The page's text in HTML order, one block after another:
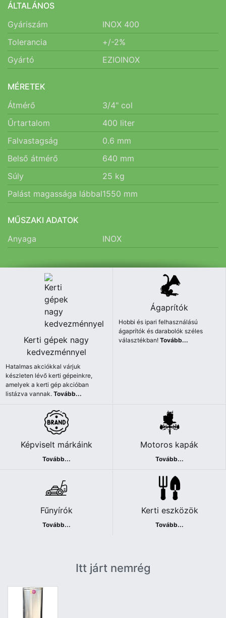
ÁLTALÁNOS
Gyáriszám
INOX 400
Tolerancia
+/-2%
Gyártó
EZIOINOX
MÉRETEK
Átmérő
3/4" col
Űrtartalom
400 liter
Falvastagság
0.6 mm
Belső átmérő
640 mm
Súly
25 kg
Palást magassága lábbal1550 mm
MŰSZAKI ADATOK
Anyaga
INOX
Kerti gépek nagy
kedvezménnyel
Hatalmas akciókkal várjuk
készleten lévő kerti gépeinkre,
amelyek a kerti gép akcióban
listázva vannak.Tovább...
Ágaprítók
Hobbi és ipari felhasználású
ágaprítók és darabolók széles
választékban!Tovább...
Képviselt márkáink
Tovább...
Motoros kapák
Tovább...
Fűnyírók
Tovább...
Kerti eszközök
Tovább...
Itt járt nemrég